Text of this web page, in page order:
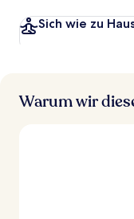
Sich wie zu
Warum wir